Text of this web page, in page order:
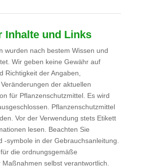
Inhalte und Links
wurden nach bestem Wissen und
Wir geben keine Gewähr auf
Richtigkeit der Angaben,
der aktuellen
für Pflanzenschutzmittel. Es wird
Pflanzenschutzmittel
Vor der Verwendung stets Etikett
lesen. Beachten Sie
-symbole in der Gebrauchsanleitung.
die ordnungsgemäße
Maßnahmen selbst verantwortlich.